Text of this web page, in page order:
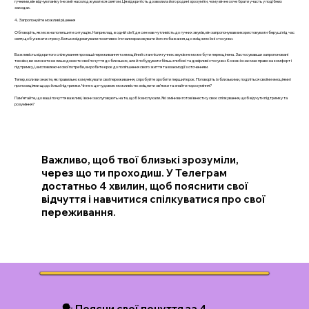
заходах.
4. Запропонуйте можливі рішення
Обговоріть, як можна полегшити ситуацію. Наприклад, в одній сім’ї, де син мав чутливість до гучних звуків, він запропонував використовувати беруші під час
свят, щоб уникати стресу. Батьки відреагували позитивно і почали враховувати його побажання, що зміцнило їхні стосунки.
Важливість відкритого спілкування про ваші переживання та емоційний стан після гучних звуків не може бути переоцінена. Застосувавши запропоновані
техніки, ви зможете не лише донести свої почуття до близьких, але й побудувати більш глибокі та довірливі стосунки. Кожен із нас має право на комфорт і
підтримку, і, висловлюючи свої потреби, ви робите крок до поліпшення свого життя та взаємодії з оточенням.
Тепер, коли ви знаєте, як правильно комунікувати свої переживання, спробуйте зробити перший крок. Поговоріть із близькими, поділіться своїми емоціями і
пропозиціями щодо їхньої підтримки. Чи не є це чудовою можливістю зміцнити зв’язки та знайти порозуміння?
Пам’ятайте, що ваші почуття важливі, і вони заслуговують на те, щоб їх вислухали. Які зміни ви готові внести у своє спілкування, щоб відчути підтримку та
розуміння?
Важливо, щоб твої близькі зрозуміли,
через що ти проходиш. У Телеграм
достатньо 4 хвилин, щоб пояснити свої
відчуття і навчитися спілкуватися про свої
переживання.